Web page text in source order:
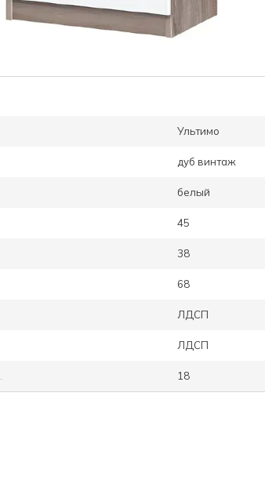
Ультимо
дуб винтаж
белый
45
38
68
ЛДСП
ЛДСП
18